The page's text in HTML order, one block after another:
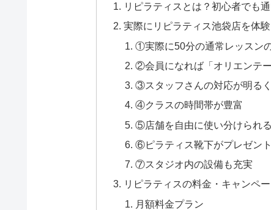
リピラティスとは？初心者でも
実際にリピラティス池袋店を体
①実際に50分の通常レッスン
②会員になれば「オリエンテ
③スタッフさんの対応が明る
④クラスの時間帯が豊富
⑤店舗を自由に使い分けられる
⑥ピラティス靴下がプレゼン
⑦スタジオ内の設備も充実
リピラティスの料金・キャンペ
月額料金プラン